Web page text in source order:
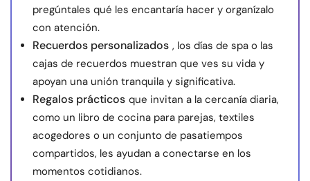
pregúntales qué les encantaría hacer y organízalo
con atención.
Recuerdos personalizados , los días de spa o las
cajas de recuerdos muestran que ves su vida y
apoyan una unión tranquila y significativa.
Regalos prácticos que invitan a la cercanía diaria,
como un libro de cocina para parejas, textiles
acogedores o un conjunto de pasatiempos
compartidos, les ayudan a conectarse en los
momentos cotidianos.